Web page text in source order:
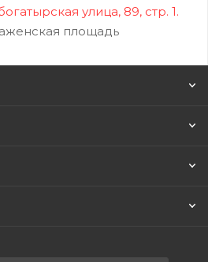
улица, 89, стр. 1.
площадь